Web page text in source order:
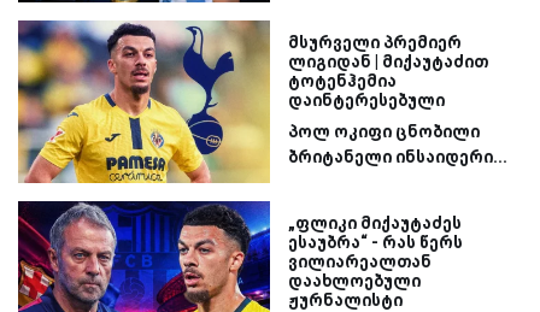
მსურველი პრემიერ
ლიგიდან | მიქაუტაძით
ტოტენჰემია
დაინტერესებული
პოლ ოკიფი ცნობილი
ბრიტანელი ინსაიდერი...
„ფლიკი მიქაუტაძეს
ესაუბრა“ - რას წერს
ვილიარეალთან
დაახლოებული
ჟურნალისტი